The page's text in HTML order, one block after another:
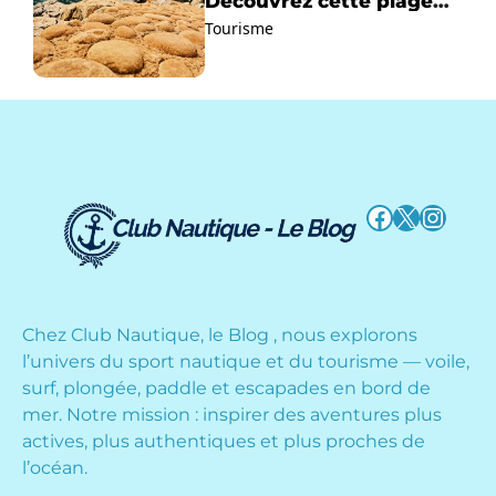
paradisiaque à La Ciotat
!
Tourisme
Facebook
X
Chez Club Nautique, le Blog , nous explorons
l’univers du sport nautique et du tourisme — voile,
surf, plongée, paddle et escapades en bord de
mer. Notre mission : inspirer des aventures plus
actives, plus authentiques et plus proches de
l’océan.